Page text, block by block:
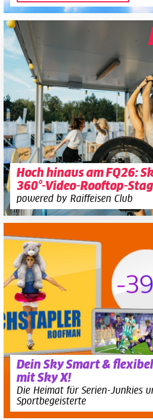
Hoch hinaus am FQ26:
360°-Video-Rooftop-
powered by Raiffeisen Club
Dein Sky Smart &
mit Sky X!
Die Heimat für Serien-Junkies
Sportbegeisterte